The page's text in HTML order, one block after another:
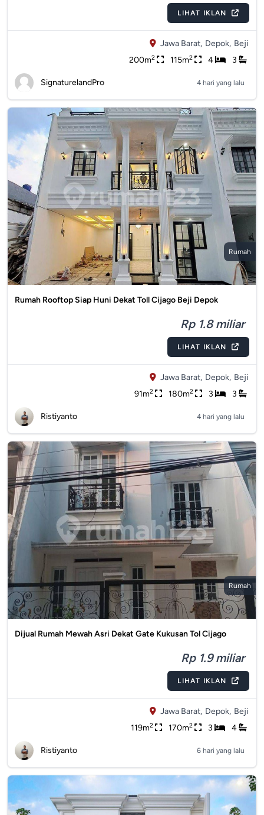
LIHAT IKLAN
Jawa Barat, Depok, Beji
200m2 115m2 4 3
SignaturelandPro 4 hari yang lalu
Rumah
Rumah Rooftop Siap Huni Dekat Toll Cijago Beji Depok
Rp 1.8 miliar
LIHAT IKLAN
Jawa Barat, Depok, Beji
91m2 180m2 3 3
Ristiyanto 4 hari yang lalu
Rumah
Dijual Rumah Mewah Asri Dekat Gate Kukusan Tol Cijago
Rp 1.9 miliar
LIHAT IKLAN
Jawa Barat, Depok, Beji
119m2 170m2 3 4
Ristiyanto 6 hari yang lalu